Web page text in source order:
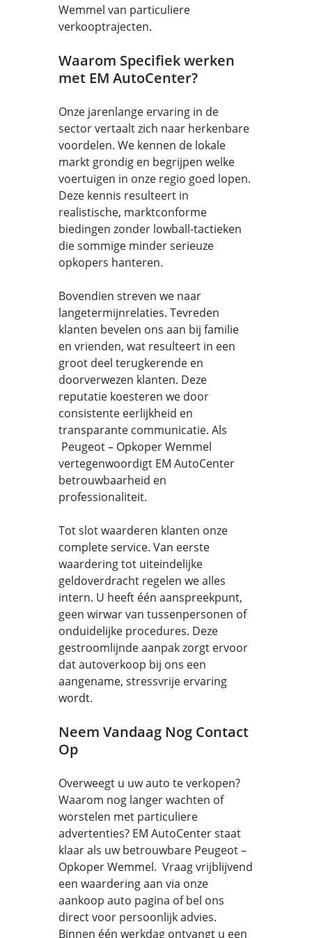
Wemmel van particuliere
verkooptrajecten.
Waarom Specifiek werken
met EM AutoCenter?
Onze jarenlange ervaring in de
sector vertaalt zich naar herkenbare
voordelen. We kennen de lokale
markt grondig en begrijpen welke
voertuigen in onze regio goed lopen.
Deze kennis resulteert in
realistische, marktconforme
biedingen zonder lowball-tactieken
die sommige minder serieuze
opkopers hanteren.
Bovendien streven we naar
langetermijnrelaties. Tevreden
klanten bevelen ons aan bij familie
en vrienden, wat resulteert in een
groot deel terugkerende en
doorverwezen klanten. Deze
reputatie koesteren we door
consistente eerlijkheid en
transparante communicatie. Als
Peugeot – Opkoper Wemmel
vertegenwoordigt EM AutoCenter
betrouwbaarheid en
professionaliteit.
Tot slot waarderen klanten onze
complete service. Van eerste
waardering tot uiteindelijke
geldoverdracht regelen we alles
intern. U heeft één aanspreekpunt,
geen wirwar van tussenpersonen of
onduidelijke procedures. Deze
gestroomlijnde aanpak zorgt ervoor
dat autoverkoop bij ons een
aangename, stressvrije ervaring
wordt.
Neem Vandaag Nog Contact
Op
Overweegt u uw auto te verkopen?
Waarom nog langer wachten of
worstelen met particuliere
advertenties? EM AutoCenter staat
klaar als uw betrouwbare Peugeot –
Opkoper Wemmel. Vraag vrijblijvend
een waardering aan via onze
aankoop auto pagina of bel ons
direct voor persoonlijk advies.
Binnen één werkdag ontvangt u een